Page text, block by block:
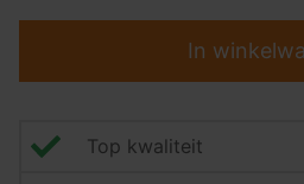
In
Top kwaliteit